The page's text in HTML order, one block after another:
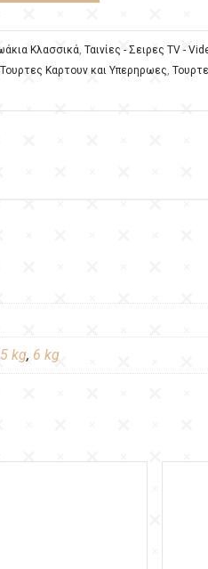
Κλασσικά, Ταινίες - Σειρες TV -
Τουρτες Καρτουν και Υπερηρωες,
5 kg, 6 kg